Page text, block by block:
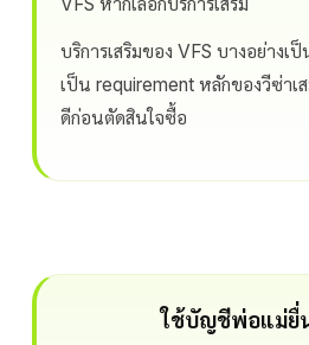
บริการเสริมของ VFS บางอย่างเ
เป็น requirement หลักของวีซ่าเ
ดีก่อนตัดสินใจซื้อ
ใช้บัญชีพ่อแม่ยื่